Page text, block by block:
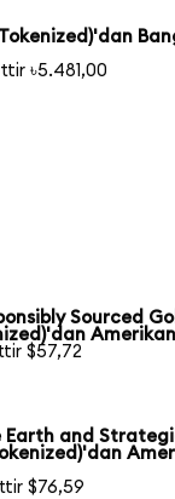
৳5.481,00
Sourced
$57,72
Earth and
$76,59